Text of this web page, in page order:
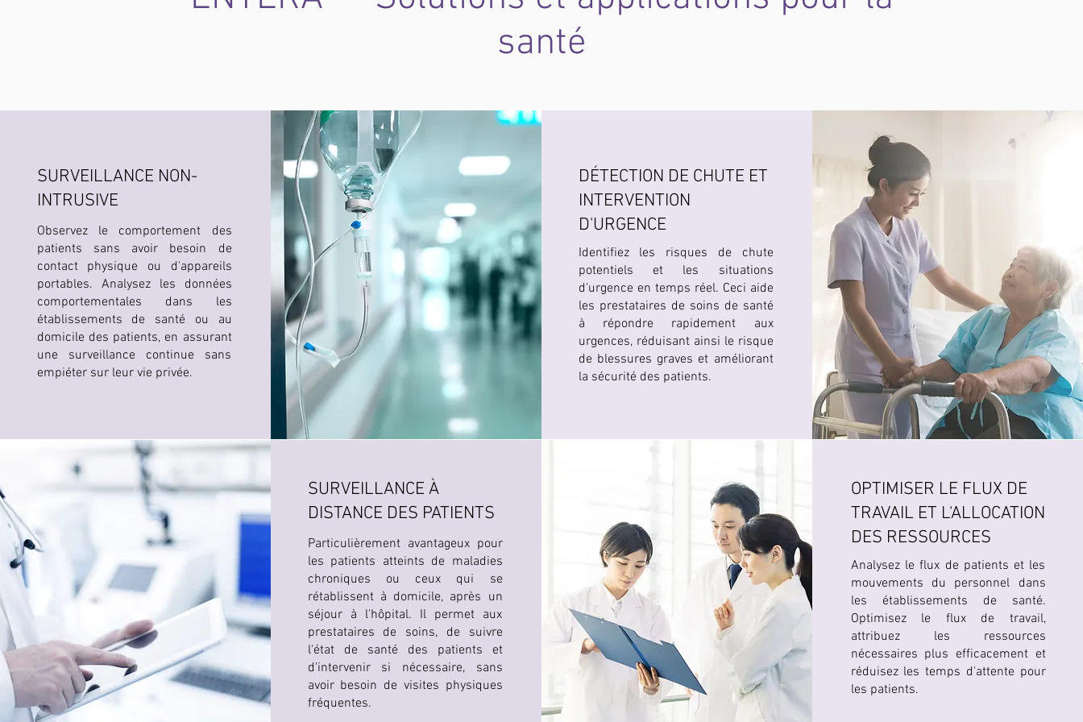
santé
SURVEILLANCE NON-
INTRUSIVE
Observez le comportement des
patients sans avoir besoin de
contact physique ou d'appareils
portables. Analysez les données
comportementales dans les
établissements de santé ou au
domicile des patients, en assurant
une surveillance continue sans
empiéter sur leur vie privée.
DÉTECTION DE CHUTE ET
INTERVENTION
D'URGENCE
Identifiez les risques de chute
potentiels et les situations
d'urgence en temps réel. Ceci aide
les prestataires de soins de santé
à répondre rapidement aux
urgences, réduisant ainsi le risque
de blessures graves et améliorant
la sécurité des patients.
SURVEILLANCE À
DISTANCE DES PATIENTS
Particulièrement avantageux pour
les patients atteints de maladies
chroniques ou ceux qui se
rétablissent à domicile, après un
séjour à l'hôpital. Il permet aux
prestataires de soins, de suivre
l'état de santé des patients et
d'intervenir si nécessaire, sans
avoir besoin de visites physiques
fréquentes.
OPTIMISER LE FLUX DE
TRAVAIL ET L'ALLOCATION
DES RESSOURCES
Analysez le flux de patients et les
mouvements du personnel dans
les établissements de santé.
Optimisez le flux de travail,
attribuez les ressources
nécessaires plus efficacement et
réduisez les temps d'attente pour
les patients.